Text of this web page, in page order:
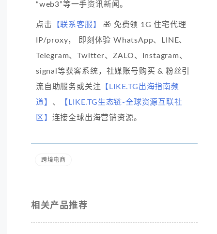
“web3”等一手资讯新闻。
点击 【联系客服】
🎁 免费领 1G 住宅代理
IP/proxy， 即刻体验 WhatsApp、LINE、
Telegram、Twitter、ZALO、Instagram、
signal等获客系统，社媒账号购买 & 粉丝引
流自助服务或关注 【LIKE.TG出海指南频
道】 、
【LIKE.TG生态链-全球资源互联社
区】 连接全球出海营销资源。
跨境电商
相关产品推荐